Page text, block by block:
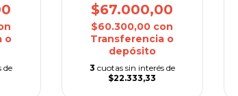
o
de
$67.000,00
$60.300,00 con
Transferencia o
depósito
3 cuotas sin interés de
$22.333,33